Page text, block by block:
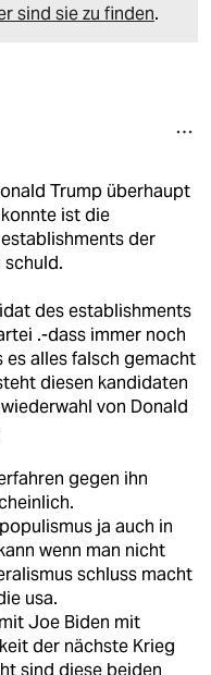
sind sie zu finden.
Trump überhaupt
ist die
der
des establishments
.-dass immer noch
alles falsch gemacht
diesen kandidaten
von Donald
gegen ihn
ja auch in
wenn man nicht
schluss macht
usa.
Joe Biden mit
der nächste Krieg
sind diese beiden